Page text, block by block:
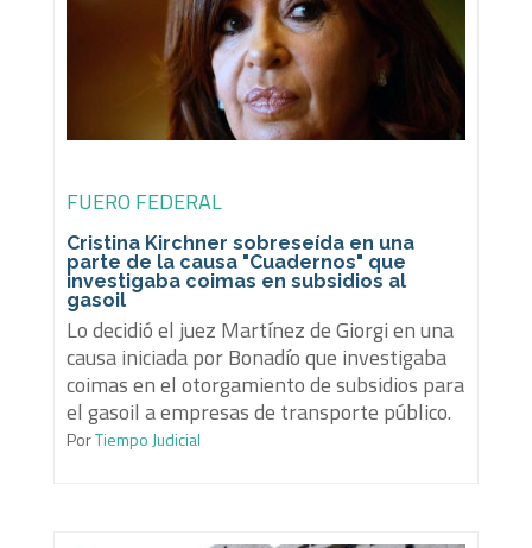
FUERO FEDERAL
Cristina Kirchner sobreseída en una
parte de la causa "Cuadernos" que
investigaba coimas en subsidios al
gasoil
Lo decidió el juez Martínez de Giorgi en una
causa iniciada por Bonadío que investigaba
coimas en el otorgamiento de subsidios para
el gasoil a empresas de transporte público.
PorTiempo Judicial